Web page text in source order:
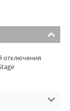
отключения